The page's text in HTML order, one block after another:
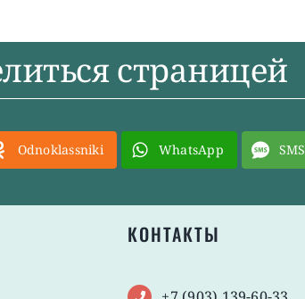
страницей
Odnoklassniki WhatsApp SMS
КОНТАКТЫ